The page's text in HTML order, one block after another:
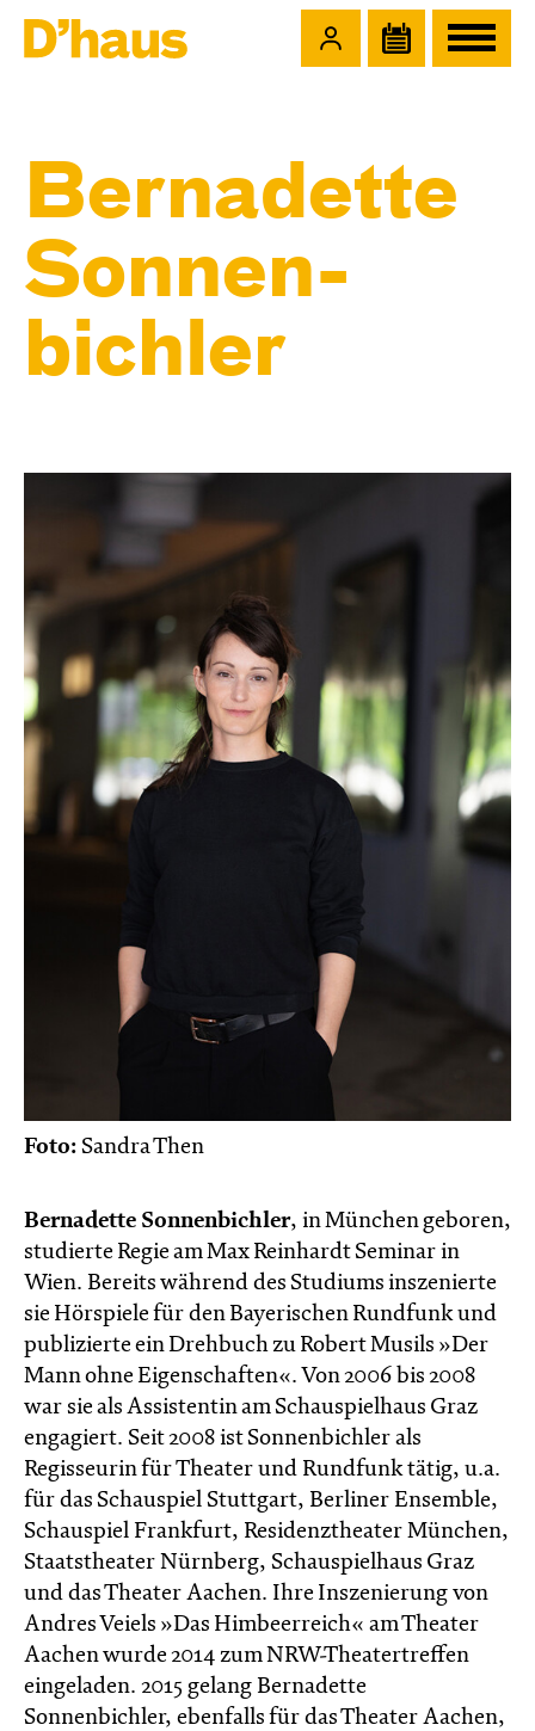
Bernadette
Sonnen­
bichler
Foto: Sandra Then
Bernadette Sonnenbichler, in München geboren,
studierte Regie am Max Reinhardt Seminar in
Wien. Bereits während des Studiums inszenierte
sie Hörspiele für den Bayerischen Rundfunk und
publizierte ein Drehbuch zu Robert Musils »Der
Mann ohne Eigenschaften«. Von 2006 bis 2008
war sie als Assistentin am Schauspielhaus Graz
engagiert. Seit 2008 ist Sonnenbichler als
Regisseurin für Theater und Rundfunk tätig, u.a.
für das Schauspiel Stuttgart, Berliner Ensemble,
Schauspiel Frankfurt, Residenztheater München,
Staatstheater Nürnberg, Schauspielhaus Graz
und das Theater Aachen. Ihre Inszenierung von
Andres Veiels »Das Himbeerreich« am Theater
Aachen wurde 2014 zum NRW-Theatertreffen
eingeladen. 2015 gelang Bernadette
Sonnenbichler, ebenfalls für das Theater Aachen,